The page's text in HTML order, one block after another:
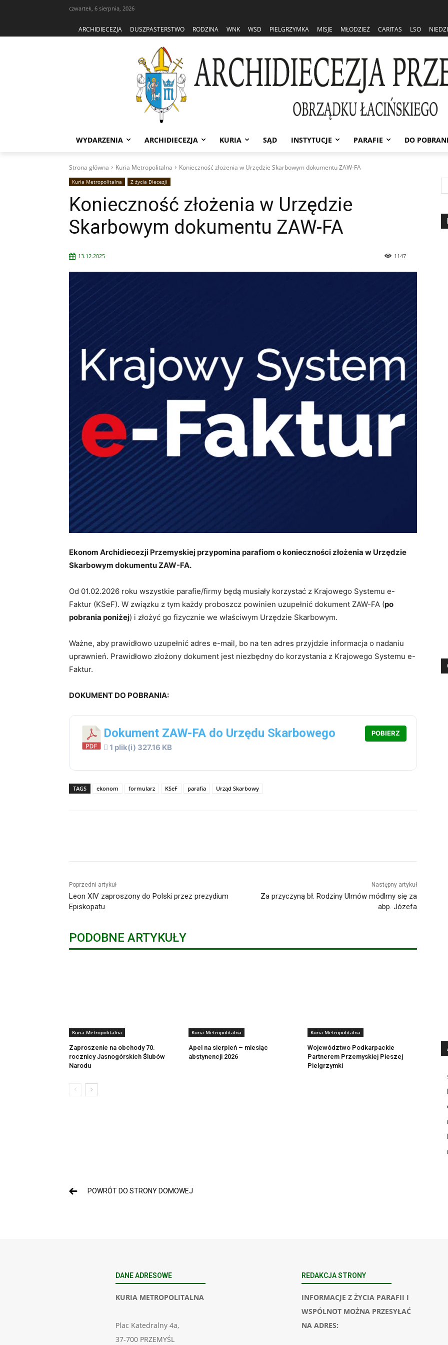
czwartek, 6 sierpnia, 2026
ARCHIDIECEZJA DUSZPASTERSTWO RODZINA WNK WSD PIELGRZYMKA MISJE MŁODZIEŻ CARITAS LSO
WYDARZENIA ARCHIDIECEZJA KURIA SĄD INSTYTUCJE PARAFIE DO
Strona główna Kuria Metropolitalna Konieczność złożenia w Urzędzie Skarbowym dokumentu ZAW-FA
Kuria Metropolitalna Z życia Diecezji
Konieczność złożenia w Urzędzie
Skarbowym dokumentu ZAW-FA
13.12.2025 1147
Ekonom Archidiecezji Przemyskiej przypomina parafiom o konieczności złożenia w Urzędzie
Skarbowym dokumentu ZAW-FA.
Od 01.02.2026 roku wszystkie parafie/firmy będą musiały korzystać z Krajowego Systemu e-
Faktur (KSeF). W związku z tym każdy proboszcz powinien uzupełnić dokument ZAW-FA (po
pobrania poniżej) i złożyć go fizycznie we właściwym Urzędzie Skarbowym.
Ważne, aby prawidłowo uzupełnić adres e-mail, bo na ten adres przyjdzie informacja o nadaniu
uprawnień. Prawidłowo złożony dokument jest niezbędny do korzystania z Krajowego Systemu e-
Faktur.
DOKUMENT DO POBRANIA:
Dokument ZAW-FA do Urzędu Skarbowego
1 plik(i) 327.16 KB
POBIERZ
TAGS ekonom formularz KSeF parafia Urząd Skarbowy
Poprzedni artykuł
Leon XIV zaproszony do Polski przez prezydium
Episkopatu
Następny artykuł
Za przyczyną bł. Rodziny Ulmów módlmy się za
abp. Józefa
PODOBNE ARTYKUŁY
Kuria Metropolitalna
Zaproszenie na obchody 70.
rocznicy Jasnogórskich Ślubów
Narodu
Kuria Metropolitalna
Apel na sierpień – miesiąc
abstynencji 2026
Kuria Metropolitalna
Województwo Podkarpackie
Partnerem Przemyskiej Pieszej
Pielgrzymki
POWRÓT DO STRONY DOMOWEJ
DANE ADRESOWE
KURIA METROPOLITALNA
Plac Katedralny 4a,
37-700 PRZEMYŚL
REDAKCJA STRONY
INFORMACJE Z ŻYCIA PARAFII I
WSPÓLNOT MOŻNA PRZESYŁAĆ
NA ADRES: